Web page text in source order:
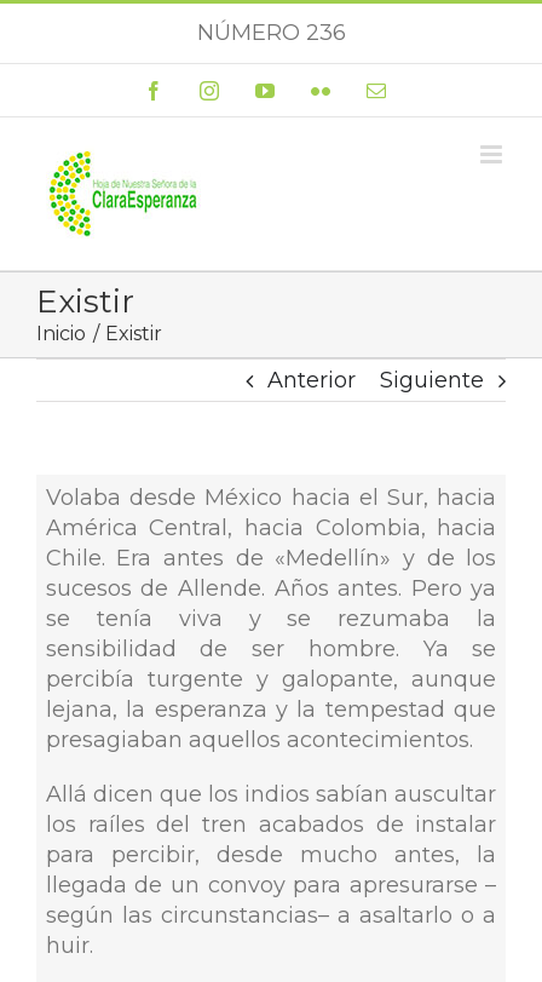
NÚMERO 236
FacebookInstagramYouTubeFlickr Correo
Existir
Inicio Existir
Anterior Siguiente
Volaba desde México hacia el Sur, hacia
América Central, hacia Colombia, hacia
Chile. Era antes de «Medellín» y de los
sucesos de Allende. Años antes. Pero ya
se tenía viva y se rezumaba la
sensibilidad de ser hombre. Ya se
percibía turgente y galopante, aunque
lejana, la esperanza y la tempestad que
presagiaban aquellos acontecimientos.
Allá dicen que los indios sabían auscultar
los raíles del tren acabados de instalar
para percibir, desde mucho antes, la
llegada de un convoy para apresurarse –
según las circunstancias– a asaltarlo o a
huir.